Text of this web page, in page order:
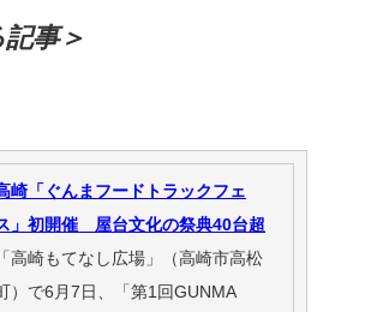
記事＞
崎「ぐんまフードトラックフェ
」初開催 屋台文化の祭典40台超
「高崎もてなし広場」（高崎市高松
）で6月7日、「第1回GUNMA